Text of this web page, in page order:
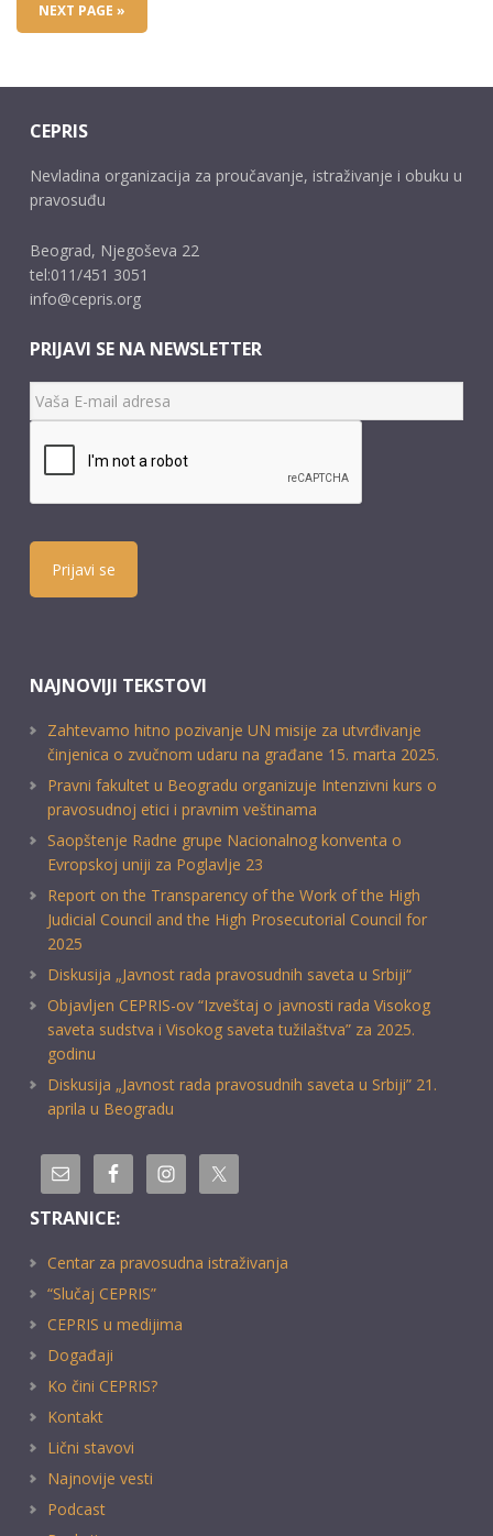
NEXT PAGE »
CEPRIS
Nevladina organizacija za proučavanje, istraživanje i obuku u
pravosuđu
Beograd, Njegoševa 22
tel:011/451 3051
info@cepris.org
PRIJAVI SE NA NEWSLETTER
Prijavi se
NAJNOVIJI TEKSTOVI
Zahtevamo hitno pozivanje UN misije za utvrđivanje
činjenica o zvučnom udaru na građane 15. marta 2025.
Pravni fakultet u Beogradu organizuje Intenzivni kurs o
pravosudnoj etici i pravnim veštinama
Saopštenje Radne grupe Nacionalnog konventa o
Evropskoj uniji za Poglavlje 23
Report on the Transparency of the Work of the High
Judicial Council and the High Prosecutorial Council for
2025
Diskusija „Javnost rada pravosudnih saveta u Srbiji“
Objavljen CEPRIS-ov “Izveštaj o javnosti rada Visokog
saveta sudstva i Visokog saveta tužilaštva” za 2025.
godinu
Diskusija „Javnost rada pravosudnih saveta u Srbiji” 21.
aprila u Beogradu
STRANICE:
Centar za pravosudna istraživanja
“Slučaj CEPRIS”
CEPRIS u medijima
Događaji
Ko čini CEPRIS?
Kontakt
Lični stavovi
Najnovije vesti
Podcast